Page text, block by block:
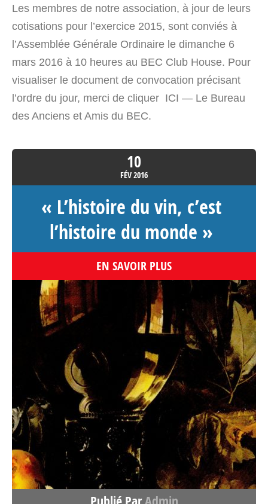
Les membres de notre association, à jour de leurs
cotisations pour l’exercice 2015, sont conviés à
l’Assemblée Générale Ordinaire le dimanche 6
mars 2016 à 10 heures au BEC Club House. Pour
visualiser le document de convocation précisant
l’ordre du jour, merci de cliquer ICI — Le Bureau
des Anciens et Amis du BEC.
10
FÉV2016
« L’histoire du vin, c’est
l’histoire du monde »
EN SAVOIR PLUS